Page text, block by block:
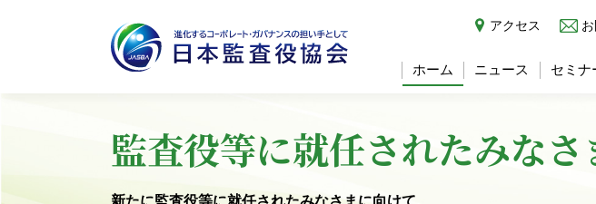
ホーム ニュース セミナ
アクセス
監査役等に就任されたみなさ